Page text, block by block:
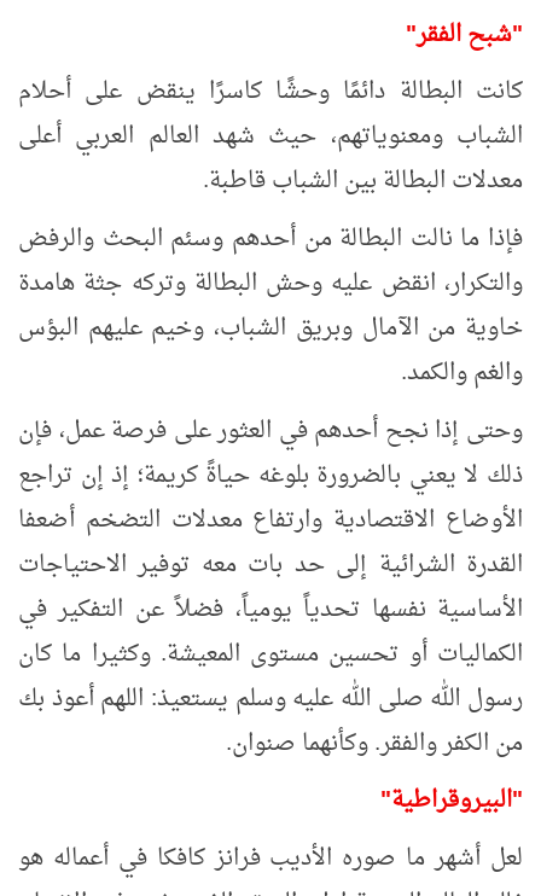
"شبح الفقر"
كانت البطالة دائمًا وحشًا كاسرًا ينقض على أحلام
الشباب ومعنوياتهم، حيث شهد العالم العربي أعلى
معدلات البطالة بين الشباب قاطبة.
فإذا ما نالت البطالة من أحدهم وسئم البحث والرفض
والتكرار، انقض عليه وحش البطالة وتركه جثة هامدة
خاوية من الآمال وبريق الشباب، وخيم عليهم البؤس
والغم والكمد.
وحتى إذا نجح أحدهم في العثور على فرصة عمل، فإن
ذلك لا يعني بالضرورة بلوغه حياةً كريمة؛ إذ إن تراجع
الأوضاع الاقتصادية وارتفاع معدلات التضخم أضعفا
القدرة الشرائية إلى حد بات معه توفير الاحتياجات
الأساسية نفسها تحدياً يومياً، فضلاً عن التفكير في
الكماليات أو تحسين مستوى المعيشة. وكثيرا ما كان
رسول الله صلى الله عليه وسلم يستعيذ: اللهم أعوذ بك
من الكفر والفقر. وكأنهما صنوان.
"البيروقراطية"
لعل أشهر ما صوره الأديب فرانز كافكا في أعماله هو